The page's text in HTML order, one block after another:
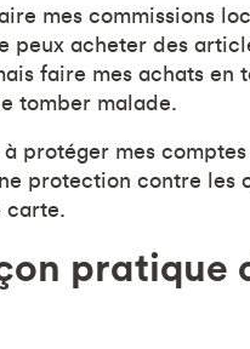
mes commissions
peux acheter des
faire mes achats en
tomber malade.
protéger mes
protection contre les
carte.
pratique